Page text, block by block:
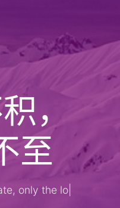
，
至
only the lost of